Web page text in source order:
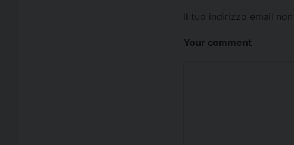
Il tuo indirizzo email
Your comment